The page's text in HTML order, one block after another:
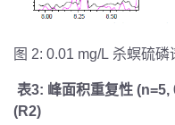
图 2: 0.01 mg/L 杀螟硫磷
表3: 峰面积重复性 (n=5,
(R2)